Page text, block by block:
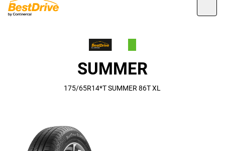
SUMMER
175/65R14*T SUMMER 86T XL